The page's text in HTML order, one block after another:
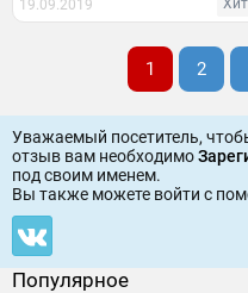
19.09.2019 Хит
1 2
Уважаемый посетитель,
отзыв вам необходимо
под своим именем.
Вы также можете войти c
Популярное